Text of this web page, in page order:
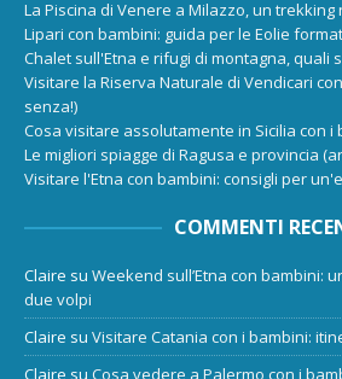
La Piscina di Venere a Milazzo, un trekking
Lipari con bambini: guida per le Eolie
Chalet sull'Etna e rifugi di montagna, quali
Visitare la Riserva Naturale di Vendicari
senza!)
Cosa visitare assolutamente in Sicilia con i
Le migliori spiagge di Ragusa e provincia
Visitare l'Etna con bambini: consigli per
COMMENTI
Claire su Weekend sull’Etna con bambini:
due volpi
Claire su Visitare Catania con i bambini:
Claire su Cosa vedere a Palermo con i